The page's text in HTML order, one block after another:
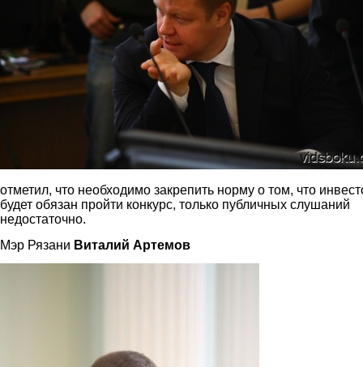
отметил, что необходимо закрепить норму о том, что
будет обязан пройти конкурс, только публичных слушаний
недостаточно.
Мэр Рязани Виталий Артемов